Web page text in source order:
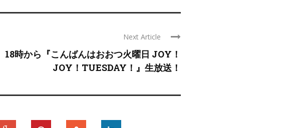
Next Article
18時から『こんばんはおおつ火曜日 JOY！
JOY！TUESDAY！』生放送！